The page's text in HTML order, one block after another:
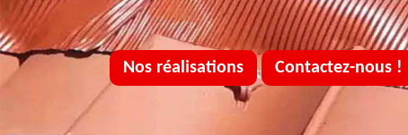
Nos réalisations Contactez-nous !